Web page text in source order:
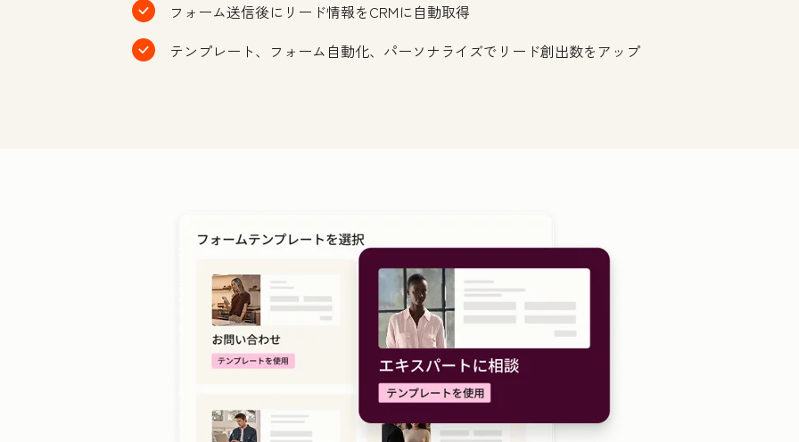
フォーム送信後にリード情報をCRMに自動取得
テンプレート、フォーム自動化、パーソナライズでリード創出数をアップ